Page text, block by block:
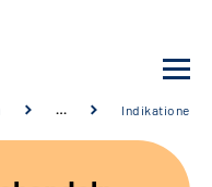
… Indikationen